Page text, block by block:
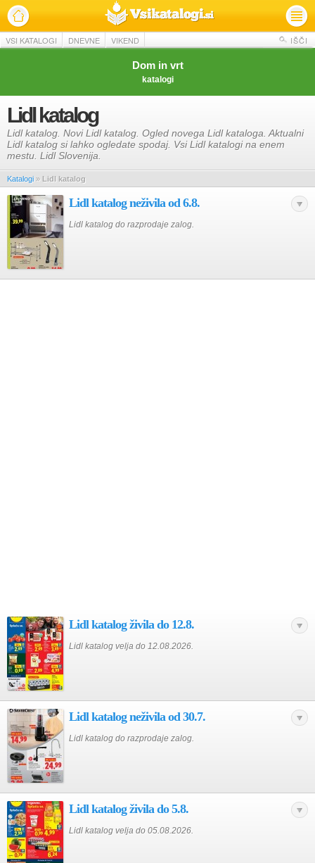
VSI KATALOGI DNEVNE VIKEND IŠČI
Dom in vrt
katalogi
Lidl katalog
Lidl katalog. Novi Lidl katalog. Ogled novega Lidl kataloga. Aktualni
Lidl katalog si lahko ogledate spodaj. Vsi Lidl katalogi na enem
mestu. Lidl Slovenija.
Katalogi » Lidl katalog
Lidl katalog neživila od 6.8.
Lidl katalog do razprodaje zalog.
Lidl katalog živila do 12.8.
Lidl katalog velja do 12.08.2026.
Lidl katalog neživila od 30.7.
Lidl katalog do razprodaje zalog.
Lidl katalog živila do 5.8.
Lidl katalog velja do 05.08.2026.